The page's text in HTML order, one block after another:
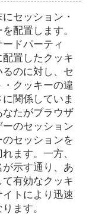
セッション・
配置します。
ドパーティ
置したクッキ
のに対し、セ
クッキーの違
関係していま
たがブラウザ
のセッション
セッションを
ます。一方、
示す通り、あ
有効なクッキ
トにより迅速
ます。